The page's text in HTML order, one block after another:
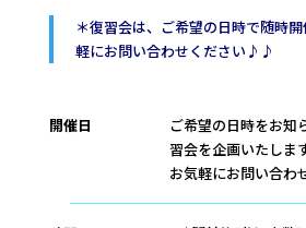
＊復習会は、ご希望の日時で随時
軽にお問い合わせください♪♪
開催日
ご希望の日時をお知
習会を企画いたします
お気軽にお問い合わ